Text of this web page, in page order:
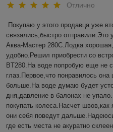
Отлично
Покупаю у этого продавца уже
связались,быстро отправили.Это
Аква-Мастер 280С.Лодка
удобно.Решил приобрести со
BT280.На воде попробую еще не
глаз.Первое,что понравилось
больше.На воде думаю будет
дня,давление в балонах не
покупать колеса.Насчет
они себя поведут
где есть места не акуратно